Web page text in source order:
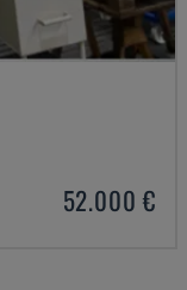
52.000 €